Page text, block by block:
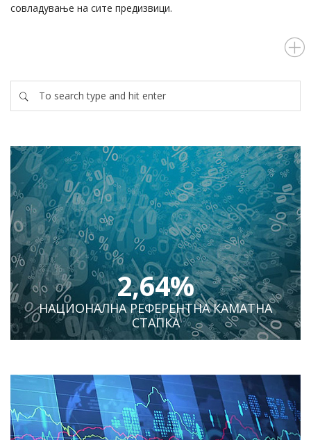
совладување на сите предизвици.
2,64%
НАЦИОНАЛНА РЕФЕРЕНТНА КАМАТНА
СТАПКА